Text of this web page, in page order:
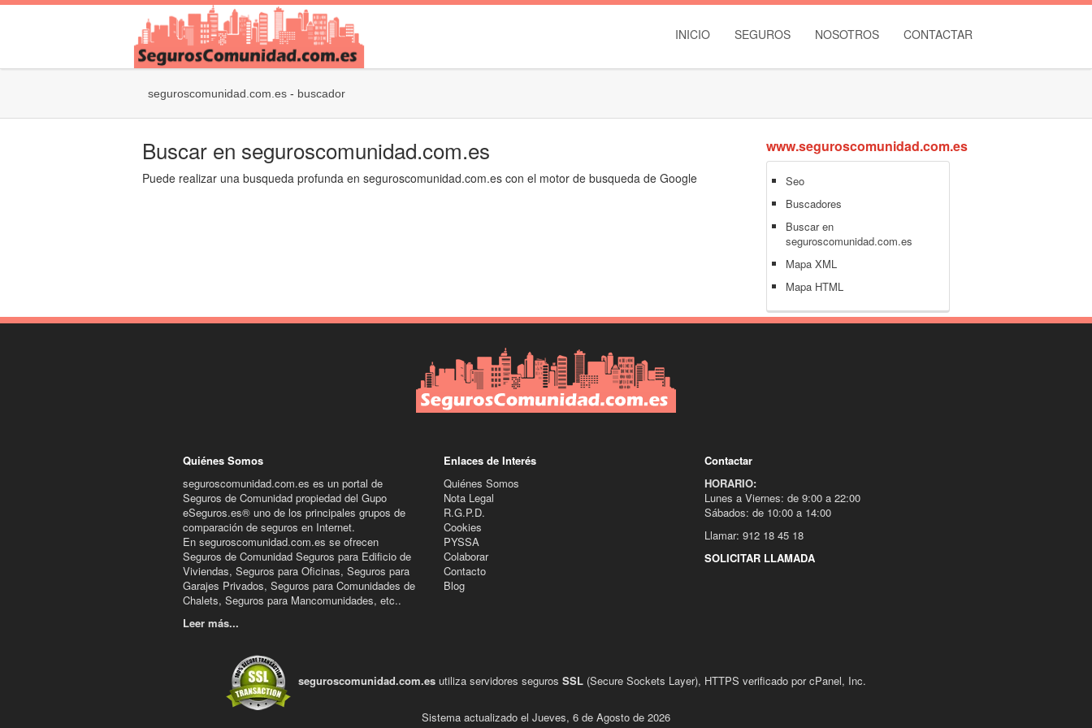
INICIO SEGUROS NOSOTROS CONTACTAR
seguroscomunidad.com.es - buscador
Buscar en seguroscomunidad.com.es
Puede realizar una busqueda profunda en seguroscomunidad.com.es con el motor de busqueda de Google
www.seguroscomunidad.com.es
Seo
Buscadores
Buscar en
seguroscomunidad.com.es
Mapa XML
Mapa HTML
Quiénes Somos
seguroscomunidad.com.es es un portal de
Seguros de Comunidad propiedad del Gupo
eSeguros.es® uno de los principales grupos de
comparación de seguros en Internet.
En seguroscomunidad.com.es se ofrecen
Seguros de Comunidad Seguros para Edificio de
Viviendas, Seguros para Oficinas, Seguros para
Garajes Privados, Seguros para Comunidades de
Chalets, Seguros para Mancomunidades, etc..
Leer más...
Enlaces de Interés
Quiénes Somos
Nota Legal
R.G.P.D.
Cookies
PYSSA
Colaborar
Contacto
Blog
Contactar
HORARIO:
Lunes a Viernes: de 9:00 a 22:00
Sábados: de 10:00 a 14:00
Llamar: 912 18 45 18
SOLICITAR LLAMADA
seguroscomunidad.com.es utiliza servidores seguros SSL (Secure Sockets Layer), HTTPS verificado por cPanel, Inc.
Sistema actualizado el Jueves, 6 de Agosto de 2026